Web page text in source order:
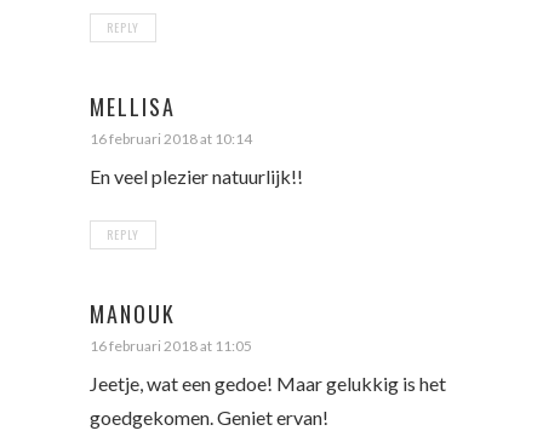
REPLY
MELLISA
16 februari 2018 at 10:14
En veel plezier natuurlijk!!
REPLY
MANOUK
16 februari 2018 at 11:05
Jeetje, wat een gedoe! Maar gelukkig is het
goedgekomen. Geniet ervan!